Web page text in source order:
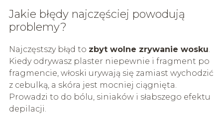
Jakie błędy najczęściej powodują
problemy?
Najczęstszy błąd to zbyt wolne zrywanie wosku.
Kiedy odrywasz plaster niepewnie i fragment po
fragmencie, włoski urywają się zamiast wychodzić
z cebulką, a skóra jest mocniej ciągnięta.
Prowadzi to do bólu, siniaków i słabszego efektu
depilacji.